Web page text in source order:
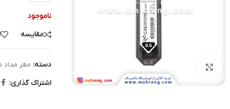
بزرگنمایی تصویر
ناموجود
مقایسه
دسته: مغز مداد
اشتراک گذاری: